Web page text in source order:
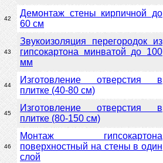
42
Демонтаж стены кирпичной до
60 см
43
Звукоизоляция перегородок из
гипсокартона минватой до 100
мм
44
Изготовление отверстия в
плитке (40-80 см)
45
Изготовление отверстия в
плитке (80-150 см)
46
Монтаж гипсокартона
поверхностный на стены в один
слой